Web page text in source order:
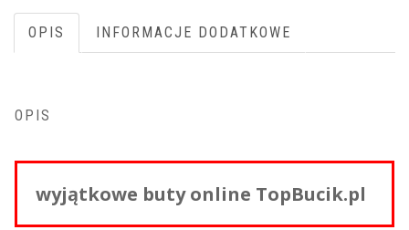
OPIS INFORMACJE DODATKOWE
OPIS
wyjątkowe buty online TopBucik.pl